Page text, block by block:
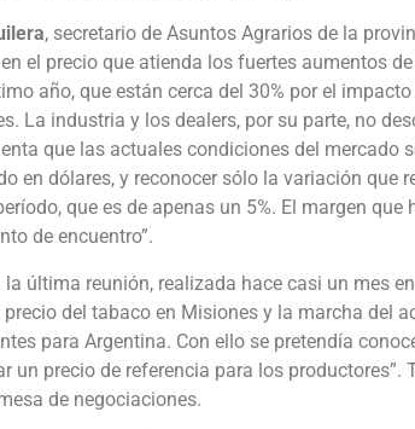
, secretario de Asuntos Agrarios de la
el precio que atienda los fuertes aumentos
año, que están cerca del 30% por el
La industria y los dealers, por su parte, no
que las actuales condiciones del mercado
en dólares, y reconocer sólo la variación que
que es de apenas un 5%. El margen
de encuentro”.
la última reunión, realizada hace casi un mes
del tabaco en Misiones y la marcha del
para Argentina. Con ello se pretendía
un precio de referencia para los productores”.
de negociaciones.